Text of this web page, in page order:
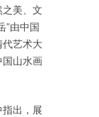
美、文
”由中国
艺术大
山水画
出，展